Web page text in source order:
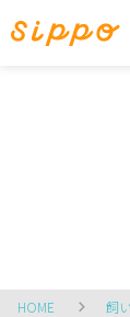
HOME 飼